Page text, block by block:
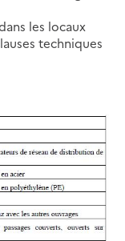
les locaux
techniques